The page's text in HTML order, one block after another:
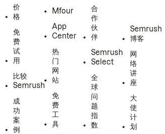
价
格
免
费
试
用
比较
Semrush
成
功
案
例
Mfour
App
Center
热
门
网
站
免
费
工
具
合
作
伙
伴
Semrush
Select
全
球
问
题
指
数
Semrush
博客
网
络
讲
座
大
使
计
划